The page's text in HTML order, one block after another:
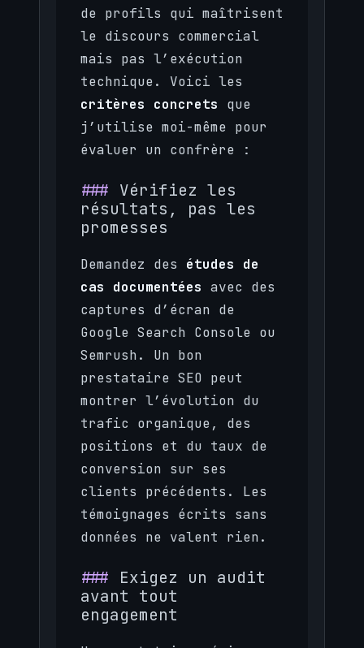
de profils qui maîtrisent
le discours commercial
mais pas l’exécution
technique. Voici les
critères concrets que
j’utilise moi-même pour
évaluer un confrère :
Vérifiez les
résultats, pas les
promesses
Demandez des études de
cas documentées avec des
captures d’écran de
Google Search Console ou
Semrush. Un bon
prestataire SEO peut
montrer l’évolution du
trafic organique, des
positions et du taux de
conversion sur ses
clients précédents. Les
témoignages écrits sans
données ne valent rien.
Exigez un audit
avant tout
engagement